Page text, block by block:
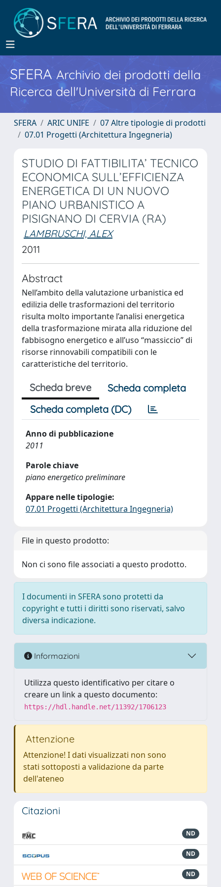
SFERA Archivio dei prodotti della
Ricerca dell'Università di Ferrara
SFERA ARIC UNIFE
07 Altre tipologie di prodotti
07.01 Progetti (Architettura Ingegneria)
STUDIO DI FATTIBILITA’ TECNICO
ECONOMICA SULL’EFFICIENZA
ENERGETICA DI UN NUOVO
PIANO URBANISTICO A
PISIGNANO DI CERVIA (RA)
LAMBRUSCHI, ALEX
2011
Abstract
Nell’ambito della valutazione urbanistica ed
edilizia delle trasformazioni del territorio
risulta molto importante l’analisi energetica
della trasformazione mirata alla riduzione del
fabbisogno energetico e all’uso “massiccio” di
risorse rinnovabili compatibili con le
caratteristiche del territorio.
Scheda breve
Scheda completa
Scheda completa (DC)
Anno di pubblicazione
2011
Parole chiave
piano energetico preliminare
Appare nelle tipologie:
07.01 Progetti (Architettura Ingegneria)
File in questo prodotto:
Non ci sono file associati a questo prodotto.
I documenti in SFERA sono protetti da
copyright e tutti i diritti sono riservati, salvo
diversa indicazione.
Informazioni
Utilizza questo identificativo per citare o
creare un link a questo documento:
https://hdl.handle.net/11392/1706123
Attenzione
Attenzione! I dati visualizzati non sono
stati sottoposti a validazione da parte
dell'ateneo
Citazioni
ND
ND
ND